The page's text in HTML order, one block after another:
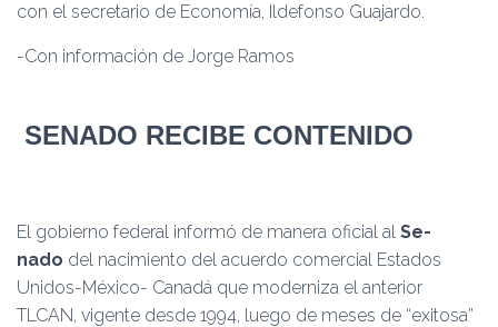
con el secretario de Economía, Ildefonso Guajardo.
-Con información de Jorge Ramos
SENADO RECIBE CONTENIDO
El gobierno federal infor­mó de manera oficial al Se­
nado del nacimiento del acuerdo comercial Estados
Unidos-México- Canadá que moderniza el ante­rior
TLCAN, vigente des­de 1994, luego de meses de “exitosa”